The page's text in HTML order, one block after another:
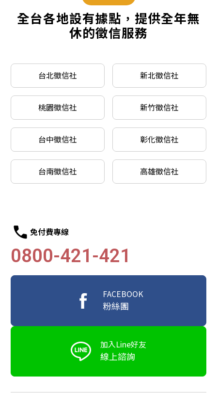
全台各地設有據點，提供全年無
休的徵信服務
台北徵信社 新北徵信社
桃園徵信社 新竹徵信社
台中徵信社 彰化徵信社
台南徵信社 高雄徵信社
免付費專線
0800-421-421
FACEBOOK
粉絲團
加入Line好友
線上諮詢